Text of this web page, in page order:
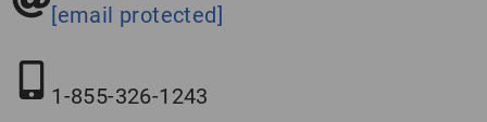
[email protected]
1-855-326-1243